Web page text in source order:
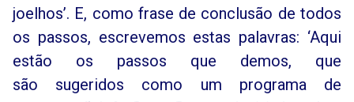
joelhos’. E, como frase de conclusão de todos
os passos, escrevemos estas palavras: ‘Aqui
estão os passos que demos, que
são sugeridos como um programa de